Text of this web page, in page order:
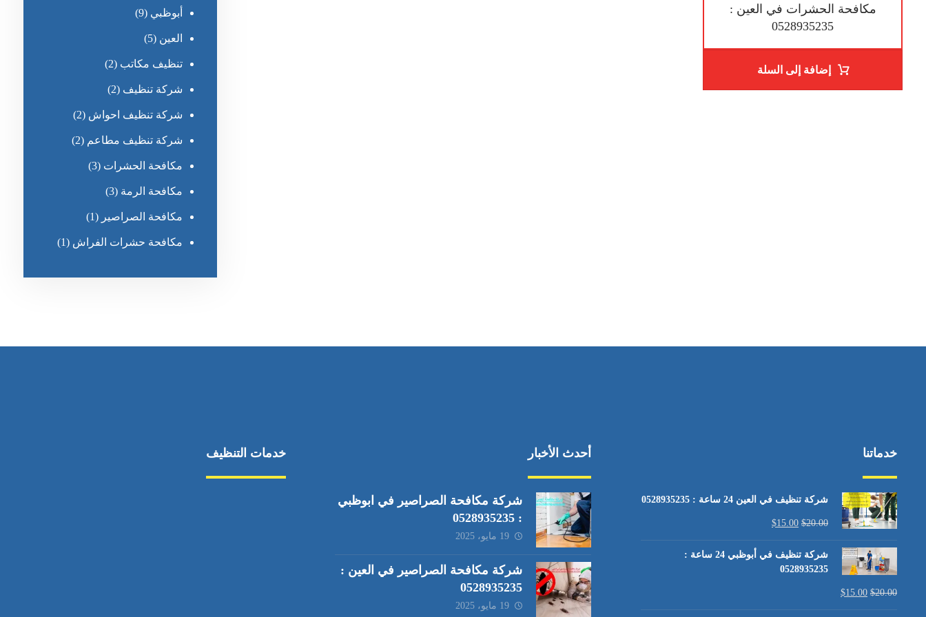
مكافحة الحشرات في العين :
0528935235
إضافة إلى السلة
أبوظبي (9)
العين (5)
تنظيف مكاتب (2)
شركة تنظيف (2)
شركة تنظيف احواش (2)
شركة تنظيف مطاعم (2)
مكافحة الحشرات (3)
مكافحة الرمة (3)
مكافحة الصراصير (1)
مكافحة حشرات الفراش (1)
خدماتنا
شركة تنظيف في العين 24 ساعة : 0528935235
$20.00
$15.00
شركة تنظيف في أبوظبي 24 ساعة :
0528935235
$20.00
$15.00
أحدث الأخبار
شركة مكافحة الصراصير في ابوظبي
: 0528935235
19 مايو، 2025
شركة مكافحة الصراصير في العين :
0528935235
19 مايو، 2025
خدمات التنظيف